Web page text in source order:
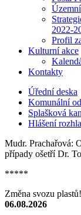
2022-
Profil
Kulturní akce
Kontakty
Úřední deska
Komunální
Splašková
Hlášení
Mudr. Prachařová:
případy ošetří Dr.
*****
Změna svozu
06.08.2026